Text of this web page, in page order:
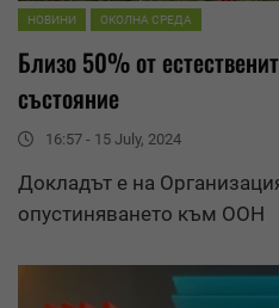
НОВИНИ ОКОЛНА СРЕДА
Близо 50% от
състояние
16:57 - 15 July, 2024
Докладът е на
опустиняването към ООН